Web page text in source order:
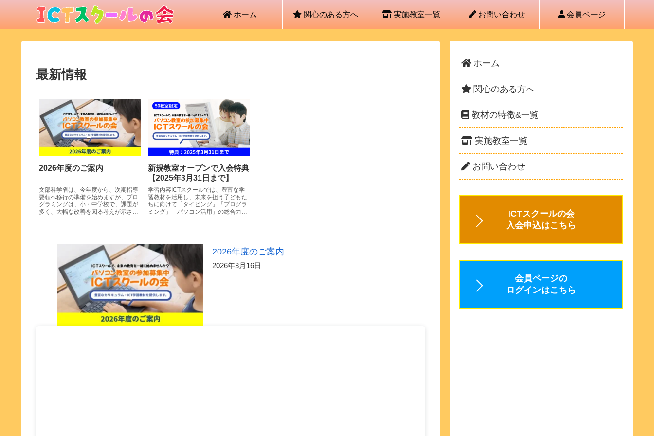
ホーム 関心のある方へ 実施教室一覧 お問い合わせ 会員ページ
最新情報
2026年度のご案内
文部科学省は、今年度から、次期指導
要領へ移行の準備を始めますが、プロ
グラミングは、小・中学校で、課題が
多く、大幅な改善を図る考えが示され
新規教室オープンで入会特典
【2025年3月31日まで】
学習内容ICTスクールでは、豊富な学
習教材を活用し、未来を担う子どもた
ちに向けて「タイピング」「プログラ
ミング」「パソコン活用」の総合力を
2026年度のご案内
2026年3月16日
ホーム
関心のある方へ
教材の特徴&一覧
実施教室一覧
お問い合わせ
ICTスクールの会
入会申込はこちら
会員ページの
ログインはこちら